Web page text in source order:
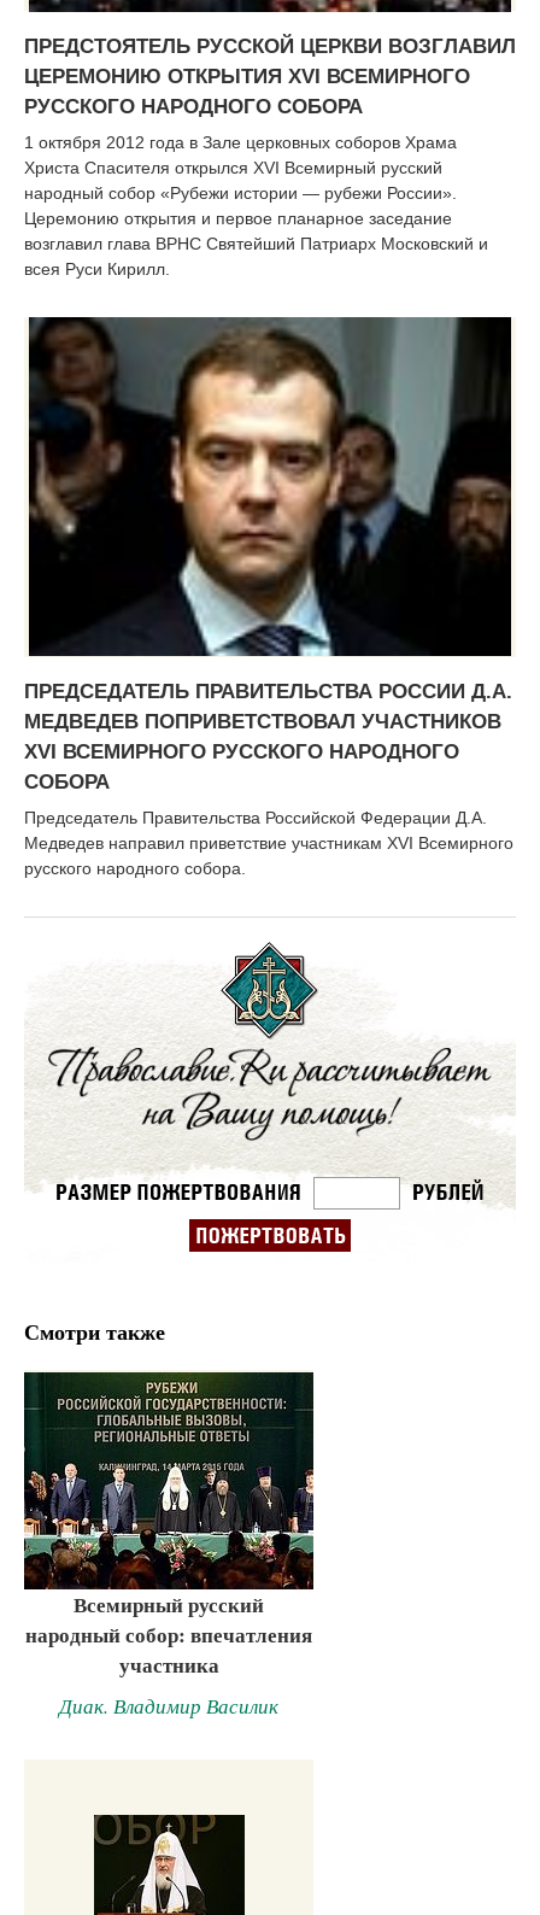
ПРЕДСТОЯТЕЛЬ РУССКОЙ ЦЕРКВИ ВОЗГЛАВИЛ
ЦЕРЕМОНИЮ ОТКРЫТИЯ XVI ВСЕМИРНОГО
РУССКОГО НАРОДНОГО СОБОРА
1 октября 2012 года в Зале церковных соборов Храма
Христа Спасителя открылся XVI Всемирный русский
народный собор «Рубежи истории — рубежи России».
Церемонию открытия и первое планарное заседание
возглавил глава ВРНС Святейший Патриарх Московский и
всея Руси Кирилл.
ПРЕДСЕДАТЕЛЬ ПРАВИТЕЛЬСТВА РОССИИ Д.А.
МЕДВЕДЕВ ПОПРИВЕТСТВОВАЛ УЧАСТНИКОВ
XVI ВСЕМИРНОГО РУССКОГО НАРОДНОГО
СОБОРА
Председатель Правительства Российской Федерации Д.А.
Медведев направил приветствие участникам XVI Всемирного
русского народного собора.
Смотри также
Всемирный русский
народный собор: впечатления
участника
Диак. Владимир Василик